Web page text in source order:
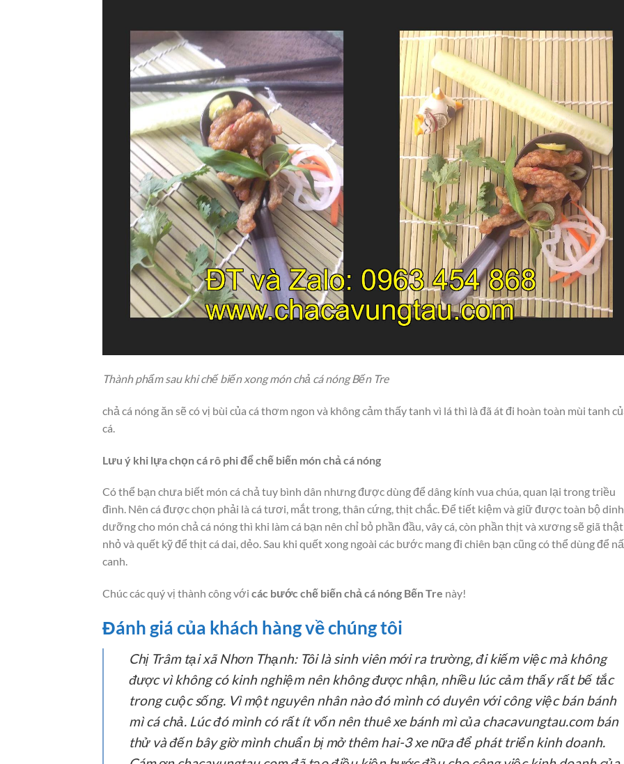
Thành phẩm sau khi chế biến xong món chả cá nóng Bến Tre
chả cá nóng ăn sẽ có vị bùi của cá thơm ngon và không cảm thấy tanh vì lá thì là đã át đi hoàn toàn mùi tanh
cá.
Lưu ý khi lựa chọn cá rô phi để chế biến món chả cá nóng
Có thể bạn chưa biết món cá chả tuy bình dân nhưng được dùng để dâng kính vua chúa, quan lại trong triều
đình. Nên cá được chọn phải là cá tươi, mắt trong, thân cứng, thịt chắc. Để tiết kiệm và giữ được toàn bộ dinh
dưỡng cho món chả cá nóng thì khi làm cá bạn nên chỉ bỏ phần đầu, vây cá, còn phần thịt và xương sẽ giã thật
nhỏ và quết kỹ để thịt cá dai, dẻo. Sau khi quết xong ngoài các bước mang đi chiên bạn cũng có thể dùng để
canh.
Chúc các quý vị thành công với các bước chế biến chả cá nóng Bến Tre này!
Đánh giá của khách hàng về chúng tôi
Chị Trâm tại xã Nhơn Thạnh:Tôi là sinh viên mới ra trường, đi kiếm việc mà không
được vì không có kinh nghiệm nên không được nhận, nhiều lúc cảm thấy rất bế tắc
trong cuộc sống. Vì một nguyên nhân nào đó mình có duyên với công việc bán bánh
mì cá chả. Lúc đó mình có rất ít vốn nên thuê xe bánh mì của chacavungtau.com bán
thử và đến bây giờ mình chuẩn bị mở thêm hai-3 xe nữa để phát triển kinh doanh.